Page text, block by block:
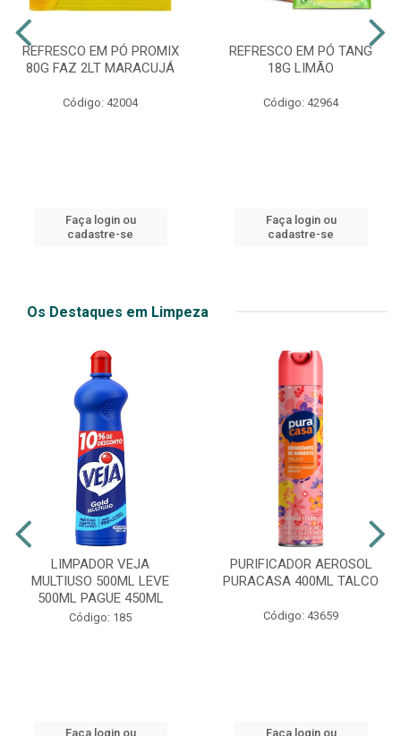
REFRESCO EM PÓ PROMIX
80G FAZ 2LT MARACUJÁ
Código: 42004
Faça login ou
cadastre-se
REFRESCO EM PÓ TANG
18G LIMÃO
Código: 42964
Faça login ou
cadastre-se
Os Destaques em Limpeza
LIMPADOR VEJA
MULTIUSO 500ML LEVE
500ML PAGUE 450ML
Código: 185
Faça login ou
PURIFICADOR AEROSOL
PURACASA 400ML TALCO
Código: 43659
Faça login ou